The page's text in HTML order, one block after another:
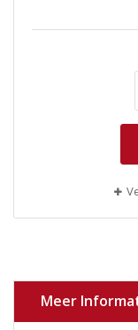
Meer